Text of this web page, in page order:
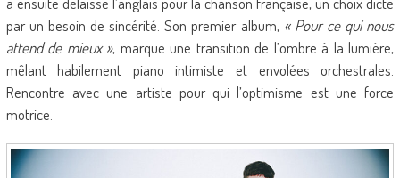
par un besoin de sincérité. Son premier album, « Pour ce qui nous
attend de mieux », marque une transition de l’ombre à la lumière,
mêlant habilement piano intimiste et envolées orchestrales.
Rencontre avec une artiste pour qui l’optimisme est une force
motrice.